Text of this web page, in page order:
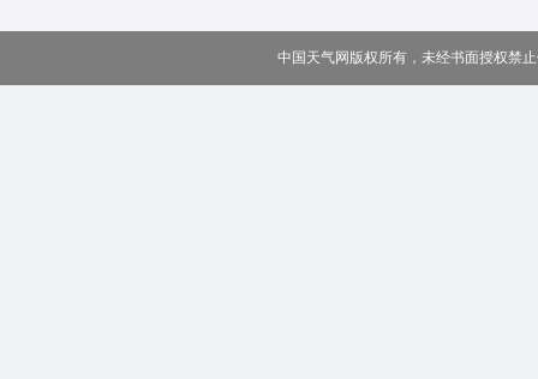
中国天气网版权所有，未经书面授权